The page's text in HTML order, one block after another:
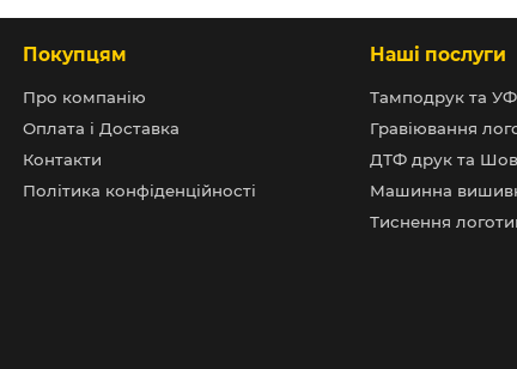
Покупцям
Про компанію
Оплата і Доставка
Контакти
Політика конфіденційності
Наші послуги
Тамподрук та
Гравіювання
ДТФ друк та
Машинна
Тиснення